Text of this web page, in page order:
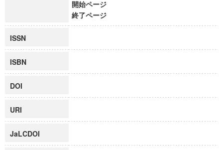
開始ページ
終了ページ
ISSN
ISBN
DOI
URI
JaLCDOI